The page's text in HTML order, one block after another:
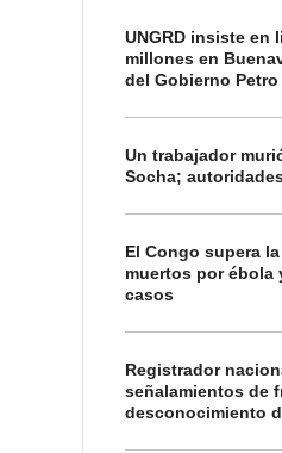
UNGRD insiste en
millones en
del Gobierno Petro
Un trabajador
Socha;
El Congo supera
muertos por ébola
casos
Registrador
señalamientos de
desconocimiento